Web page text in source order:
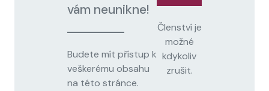
vám neunikne!
Budete mít přístup k
veškerému obsahu
na této stránce.
Členství je
možné
kdykoliv
zrušit.